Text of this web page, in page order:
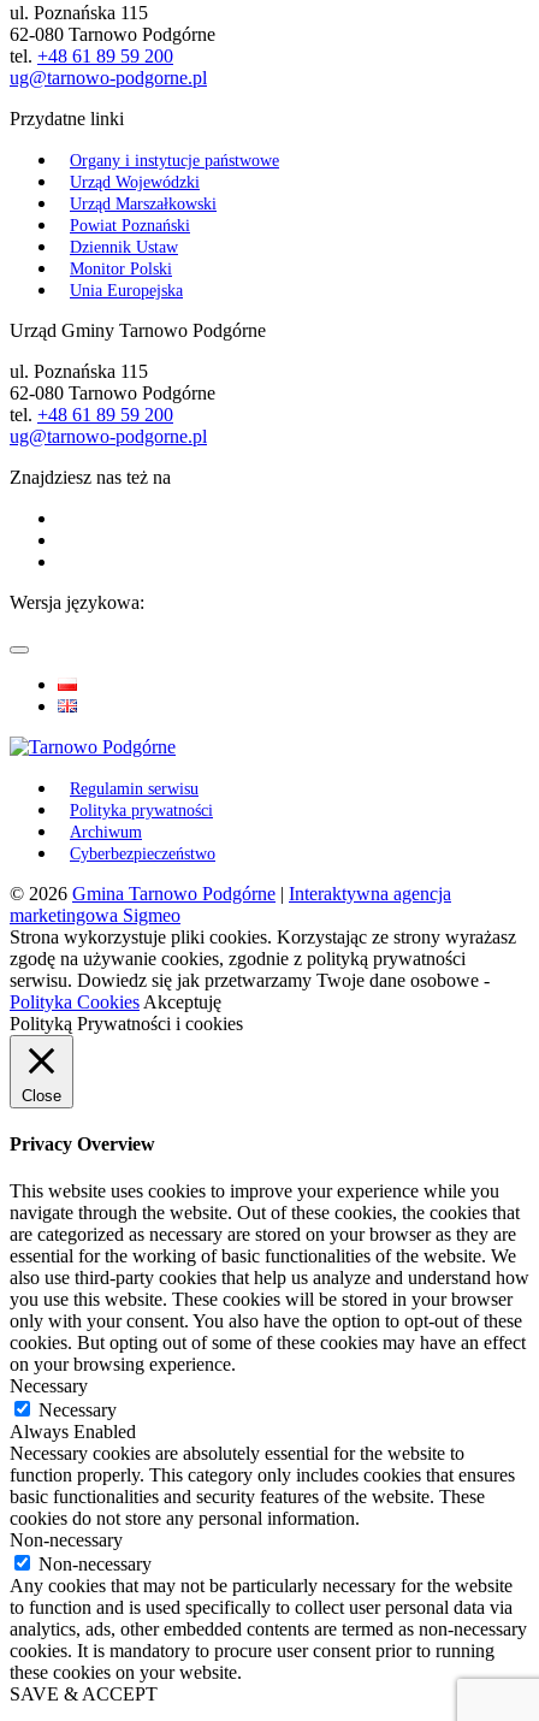
ul. Poznańska 115
62-080 Tarnowo Podgórne
tel. +48 61 89 59 200
ug@tarnowo-podgorne.pl
Przydatne linki
Organy i instytucje państwowe
Urząd Wojewódzki
Urząd Marszałkowski
Powiat Poznański
Dziennik Ustaw
Monitor Polski
Unia Europejska
Urząd Gminy Tarnowo Podgórne
ul. Poznańska 115
62-080 Tarnowo Podgórne
tel. +48 61 89 59 200
ug@tarnowo-podgorne.pl
Znajdziesz nas też na
Wersja językowa:
Regulamin serwisu
Polityka prywatności
Archiwum
Cyberbezpieczeństwo
© 2026 Gmina Tarnowo Podgórne | Interaktywna agencja
marketingowa Sigmeo
Strona wykorzystuje pliki cookies. Korzystając ze strony wyrażasz
zgodę na używanie cookies, zgodnie z polityką prywatności
serwisu. Dowiedz się jak przetwarzamy Twoje dane osobowe -
Polityka Cookies Akceptuję
Polityką Prywatności i cookies
Close
Privacy Overview
This website uses cookies to improve your experience while you
navigate through the website. Out of these cookies, the cookies that
are categorized as necessary are stored on your browser as they are
essential for the working of basic functionalities of the website. We
also use third-party cookies that help us analyze and understand how
you use this website. These cookies will be stored in your browser
only with your consent. You also have the option to opt-out of these
cookies. But opting out of some of these cookies may have an effect
on your browsing experience.
Necessary
Necessary
Always Enabled
Necessary cookies are absolutely essential for the website to
function properly. This category only includes cookies that ensures
basic functionalities and security features of the website. These
cookies do not store any personal information.
Non-necessary
Non-necessary
Any cookies that may not be particularly necessary for the website
to function and is used specifically to collect user personal data via
analytics, ads, other embedded contents are termed as non-necessary
cookies. It is mandatory to procure user consent prior to running
these cookies on your website.
SAVE & ACCEPT